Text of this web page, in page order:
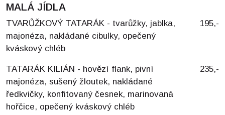
MALÁ JÍDLA
TVARŮŽKOVÝ TATARÁK - tvarůžky, jablka,
majonéza, nakládané cibulky, opečený
kváskový chléb
195,-
TATARÁK KILIÁN - hovězí flank, pivní
majonéza, sušený žloutek, nakládané
ředkvičky, konfitovaný česnek, marinovaná
hořčice, opečený kváskový chléb
235,-